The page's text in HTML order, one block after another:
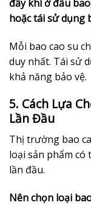
đẩy khí ở đầu
hoặc tái sử dụng
Mỗi bao cao su
duy nhất. Tái sử
khả năng bảo vệ.
5. Cách Lựa
Lần Đầu
Thị trường bao
loại sản phẩm
lần đầu.
Nên chọn loại